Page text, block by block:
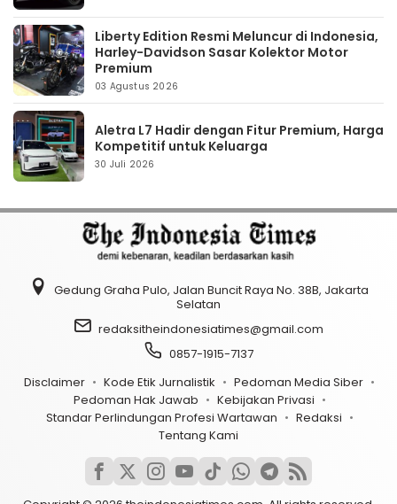
Liberty Edition Resmi Meluncur di Indonesia,
Harley-Davidson Sasar Kolektor Motor
Premium
03 Agustus 2026
Aletra L7 Hadir dengan Fitur Premium, Harga
Kompetitif untuk Keluarga
30 Juli 2026
Gedung Graha Pulo, Jalan Buncit Raya No. 38B, Jakarta
Selatan
redaksitheindonesiatimes@gmail.com
0857-1915-7137
Disclaimer
Kode Etik Jurnalistik
Pedoman Media Siber
Pedoman Hak Jawab
Kebijakan Privasi
Standar Perlindungan Profesi Wartawan
Redaksi
Tentang Kami